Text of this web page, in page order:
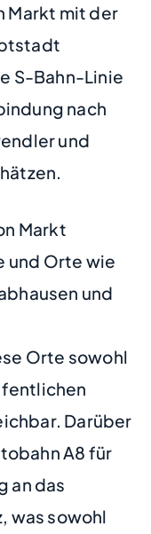
Markt mit der
S-Bahn-Linie
nach
und
Markt
und Orte wie
und
Orte sowohl
Darüber
A8 für
an das
was sowohl